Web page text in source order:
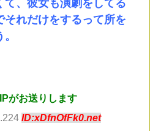
て、彼女も演劇をしてる
それだけをするって所を
がお送りします
ID:xDfnOfFk0.net